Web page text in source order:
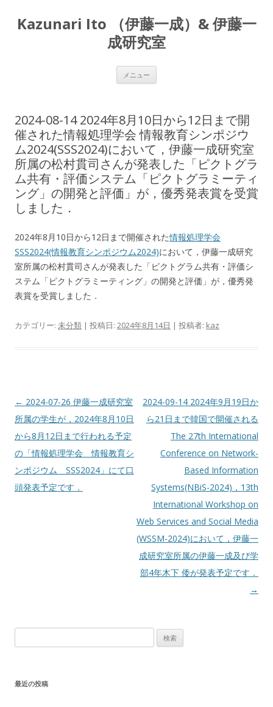
Kazunari Ito （伊藤一成）& 伊藤一
成研究室
メニュー
へ
ス
キ
ッ
2024-08-14 2024年8月10日から12日まで開
催された情報処理学会 情報教育シンポジウ
ム2024(SSS2024)において，伊藤一成研究室
所属の松村貫司さんが発表した「ピクトグラ
ム共有・評価システム「ピクトグラミーティ
ング」の開発と評価」が，優秀発表賞を受賞
しました．
2024年8月10日から12日まで開催された情報処理学会
SSS2024(情報教育シンポジウム2024)において，伊藤一成研究
室所属の松村貫司さんが発表した「ピクトグラム共有・評価シ
ステム「ピクトグラミーティング」の開発と評価」が，優秀発
表賞を受賞しました．
カテゴリー: 未分類 | 投稿日: 2024年8月14日 | 投稿者: kaz
投
稿
ナ
ビ
ゲ
ー
← 2024-07-26 伊藤一成研究室
所属の学生が，2024年8月10日
から8月12日まで行われる予定
の「情報処理学会 情報教育シ
ンポジウム SSS2024」にて口
頭発表予定です．
2024-09-14 2024年9月19日か
ら21日まで韓国で開催される
The 27th International
Conference on Network-
Based Information
Systems(NBiS-2024)，13th
International Workshop on
Web Services and Social Media
(WSSM-2024)において，伊藤一
成研究室所属の伊藤一成及び学
部4年木下 倭が発表予定です．
→
索:
最近の投稿